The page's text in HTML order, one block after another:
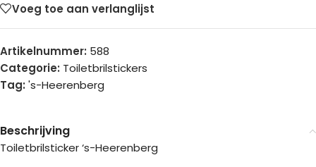
Voeg toe aan verlanglijst
Artikelnummer: 588
Categorie: Toiletbrilstickers
Tag: 's-Heerenberg
Beschrijving
Toiletbrilsticker ‘s-Heerenberg